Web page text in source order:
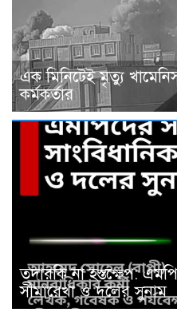
এক মিনিটেই মৃত্যু
কর্মকর্তার
তদারকি না হস্তক্ষেপ:
সীমারেখা ও দলের সুনাম